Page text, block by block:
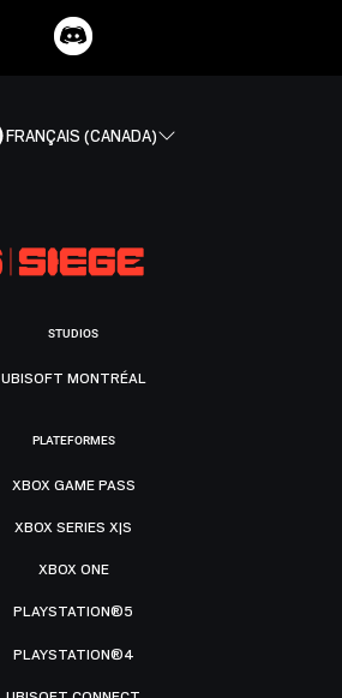
FRANÇAIS (CANADA)
STUDIOS
UBISOFT MONTRÉAL
PLATEFORMES
XBOX GAME PASS
XBOX SERIES X|S
XBOX ONE
PLAYSTATION®5
PLAYSTATION®4